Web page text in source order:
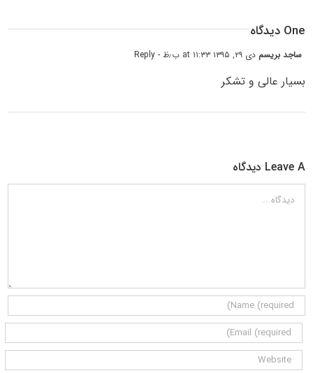
One دیدگاه
ساجد بریسم دی ۲۹, ۱۳۹۵ at ۱۱:۳۳ ب٫ظ - Reply
بسیار عالی و تشکر
Leave A دیدگاه
دیدگاه